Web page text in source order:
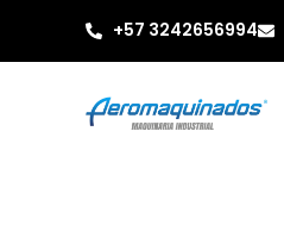
+57 3242656994